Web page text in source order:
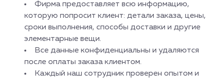
Фирма предоставляет всю информацию,
которую попросит клиент: детали заказа, цены,
сроки выполнения, способы доставки и другие
элементарные вещи.
Все данные конфиденциальны и удаляются
после оплаты заказа клиентом.
Каждый наш сотрудник проверен опытом и